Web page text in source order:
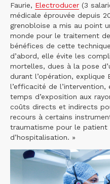
Faurie, Electroducer (3
médicale éprouvée depuis
grenobloise a mis au point
monde pour le traitement
bénéfices de cette
d’abord, elle évite les
mortelles, dues à la pose
durant l’opération, explique
l’efficacité de
temps d’exposition aux
coûts directs et indirects
recours à certains
traumatisme pour le patient
d’hospitalisation. »